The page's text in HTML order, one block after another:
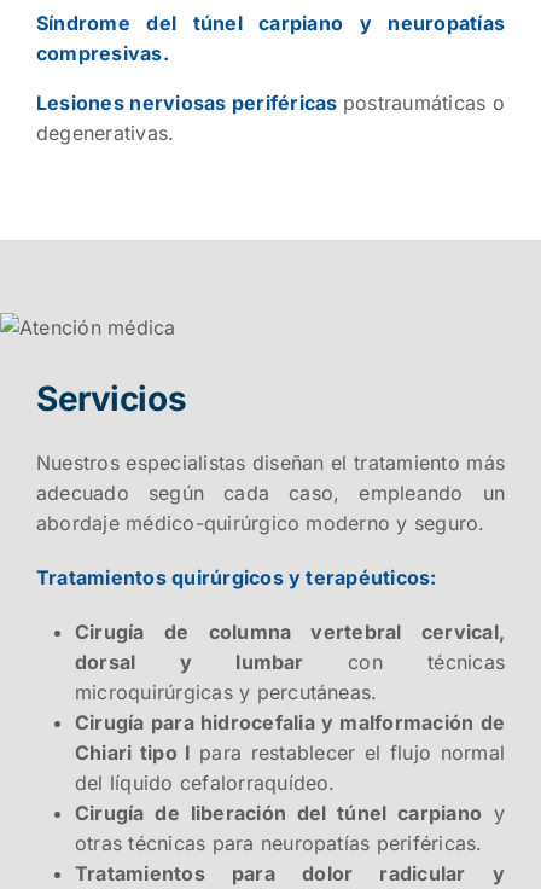
Síndrome del túnel carpiano y neuropatías
compresivas.
Lesiones nerviosas periféricas postraumáticas o
degenerativas.
Servicios
Nuestros especialistas diseñan el tratamiento más
adecuado según cada caso, empleando un
abordaje médico-quirúrgico moderno y seguro.
Tratamientos quirúrgicos y terapéuticos:
Cirugía de columna vertebral cervical,
dorsal y lumbar con técnicas
microquirúrgicas y percutáneas.
Cirugía para hidrocefalia y malformación de
Chiari tipo I para restablecer el flujo normal
del líquido cefalorraquídeo.
Cirugía de liberación del túnel carpiano y
otras técnicas para neuropatías periféricas.
Tratamientos para dolor radicular y